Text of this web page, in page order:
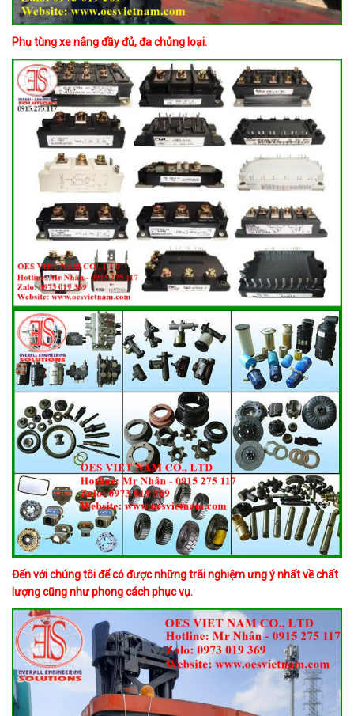
Phụ tùng xe nâng đầy đủ, đa chủng loại.
Đến với chúng tôi để có được những trãi nghiệm ưng ý nhất về chất
lượng cũng như phong cách phục vụ.